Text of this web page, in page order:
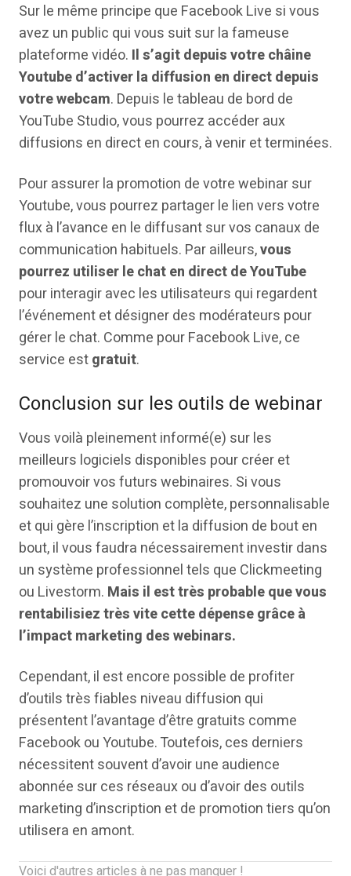
Sur le même principe que Facebook Live si vous
avez un public qui vous suit sur la fameuse
plateforme vidéo. Il s’agit depuis votre châine
Youtube d’activer la diffusion en direct depuis
votre webcam. Depuis le tableau de bord de
YouTube Studio, vous pourrez accéder aux
diffusions en direct en cours, à venir et terminées.
Pour assurer la promotion de votre webinar sur
Youtube, vous pourrez partager le lien vers votre
flux à l’avance en le diffusant sur vos canaux de
communication habituels. Par ailleurs,vous
pourrez utiliser le chat en direct de YouTube
pour interagir avec les utilisateurs qui regardent
l’événement et désigner des modérateurs pour
gérer le chat. Comme pour Facebook Live, ce
service estgratuit.
Conclusion sur les outils de webinar
Vous voilà pleinement informé(e) sur les
meilleurs logiciels disponibles pour créer et
promouvoir vos futurs webinaires. Si vous
souhaitez une solution complète, personnalisable
et qui gère l’inscription et la diffusion de bout en
bout, il vous faudra nécessairement investir dans
un système professionnel tels que Clickmeeting
ou Livestorm. Mais il est très probable que vous
rentabilisiez très vite cette dépense grâce à
l’impact marketing des webinars.
Cependant, il est encore possible de profiter
d’outils très fiables niveau diffusion qui
présentent l’avantage d’être gratuits comme
Facebook ou Youtube. Toutefois, ces derniers
nécessitent souvent d’avoir une audience
abonnée sur ces réseaux ou d’avoir des outils
marketing d’inscription et de promotion tiers qu’on
utilisera en amont.
Voici d'autres articles à ne pas manquer !